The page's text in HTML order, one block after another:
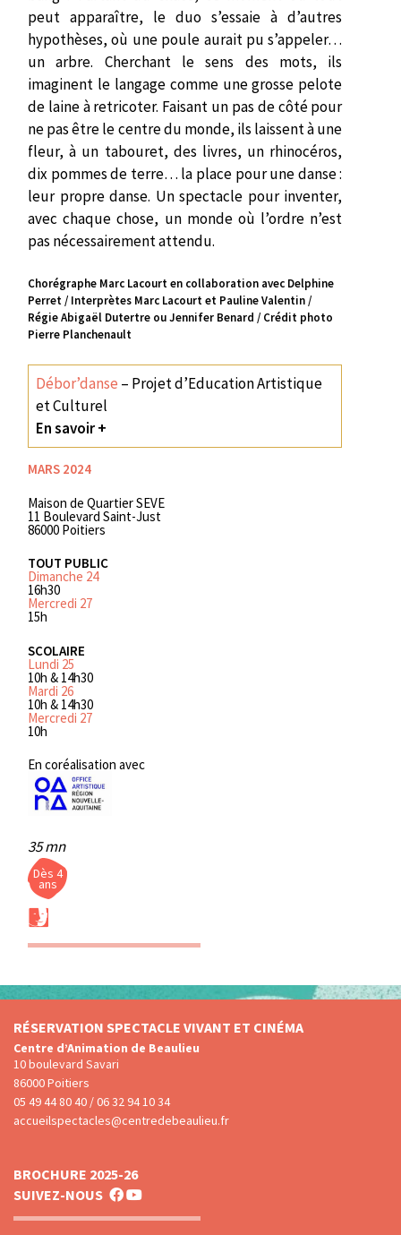
peut apparaître, le duo s’essaie à d’autres
hypothèses, où une poule aurait pu s’appeler…
un arbre. Cherchant le sens des mots, ils
imaginent le langage comme une grosse pelote
de laine à retricoter. Faisant un pas de côté pour
ne pas être le centre du monde, ils laissent à une
fleur, à un tabouret, des livres, un rhinocéros,
dix pommes de terre… la place pour une danse :
leur propre danse. Un spectacle pour inventer,
avec chaque chose, un monde où l’ordre n’est
pas nécessairement attendu.
Chorégraphe Marc Lacourt en collaboration avec Delphine
Perret / Interprètes Marc Lacourt et Pauline Valentin /
Régie Abigaël Dutertre ou Jennifer Benard / Crédit photo
Pierre Planchenault
Débor’danse – Projet d’Education Artistique
et Culturel
En savoir +
MARS 2024
Maison de Quartier SEVE
11 Boulevard Saint-Just
86000 Poitiers
TOUT PUBLIC
Dimanche 24
16h30
Mercredi 27
15h
SCOLAIRE
Lundi 25
10h & 14h30
Mardi 26
10h & 14h30
Mercredi 27
10h
En coréalisation avec
35 mn
Dès 4
ans
RÉSERVATION SPECTACLE VIVANT ET CINÉMA
Centre d’Animation de Beaulieu
10 boulevard Savari
86000 Poitiers
05 49 44 80 40 / 06 32 94 10 34
accueilspectacles@centredebeaulieu.fr
BROCHURE 2025-26
SUIVEZ-NOUS